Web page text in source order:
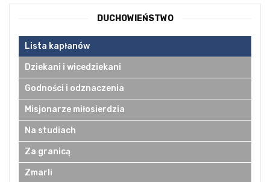
DUCHOWIEŃSTWO
Lista kapłanów
Dziekani i wicedziekani
Godności i odznaczenia
Misjonarze miłosierdzia
Na studiach
Za granicą
Zmarli